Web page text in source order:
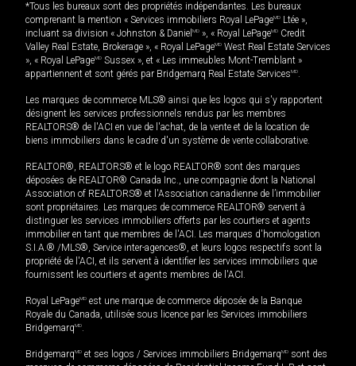
*Tous les bureaux sont des propriétés indépendantes. Les bureaux
comprenant la mention « Services immobiliers Royal LePageMD Ltée »,
incluant sa division « Johnston & Daniel MD », « Royal LePageMD Credit
Valley Real Estate, Brokerage », « Royal LePageMD West Real Estate Services
», « Royal LePageMD Sussex », et « Les immeubles Mont-Tremblant »
appartiennent et sont gérés par Bridgemarq Real Estate ServicesMD.
Les marques de commerce MLS® ainsi que les logos qui s'y rapportent
désignent les services professionnels rendus par les membres
REALTORS® de l'ACI en vue de l'achat, de la vente et de la location de
biens immobiliers dans le cadre d'un système de vente collaborative.
REALTOR®, REALTORS® et le logo REALTOR® sont des marques
déposées de REALTOR® Canada Inc., une compagnie dont la National
Association of REALTORS® et l'Association canadienne de l’immobilier
sont propriétaires. Les marques de commerce REALTOR® servent à
distinguer les services immobiliers offerts par les courtiers et agents
immobilier en tant que membres de l'ACI. Les marques d'homologation
S.I.A.® /MLS®, Service inter-agences®, et leurs logos respectifs sont la
propriété de l'ACI, et ils servent à identifier les services immobiliers que
fournissent les courtiers et agents membres de l'ACI.
Royal LePageMD est une marque de commerce déposée de la Banque
Royale du Canada, utilisée sous licence par les Services immobiliers
BridgemarqMD.
BridgemarqMD et ses logos / Services immobiliers BridgemarqMD sont des